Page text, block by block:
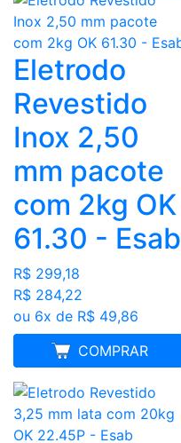
Eletrodo
Revestido
Inox 2,50
mm pacote
com 2kg OK
61.30 - Esab
R$ 299,18
R$ 284,22
ou 6x de R$ 49,86
COMPRAR
MELHOR PREÇO